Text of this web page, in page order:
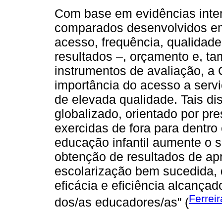
Com base em evidências
comparados desenvolvidos
acesso, frequência,
resultados –, orçamento e,
instrumentos de avaliação, a
importância do acesso a
de elevada qualidade. Tais
globalizado, orientado por
exercidas de fora para
educação infantil aumente o
obtenção de resultados de
escolarização bem
eficácia e eficiência
dos/as educadores/as” (